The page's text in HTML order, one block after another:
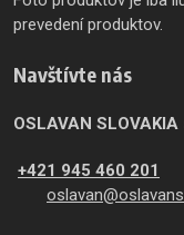
prevedení produktov.
Navštívte nás
OSLAVAN SLOVAKIA
+421 945 460 201